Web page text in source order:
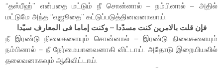
“தஸ்பீஹ்” என்பதை மட்டும் நீ சொன்னால் – நம்பினால் – அதில்
மட்டுமே அந்த “வுஜூதை” கட்டுப்படுத்தினவனாவாய்.
فإن قلت بالامرين كنت مسدّدا – وكنت إماما فى المعارف سيّدا
நீ இரண்டு நிலைகளையும் சொன்னால் – இரண்டு நிலைகளையும்
நம்பினால் – நீ நேர்மையானவனாகி விட்டாய். அதோடு இறையியலில்
தலைவனாகவும் ஆகிவிட்டாய்.